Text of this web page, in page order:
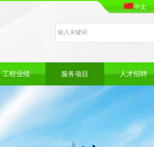
中文
工程业绩 服务项目 人才招聘